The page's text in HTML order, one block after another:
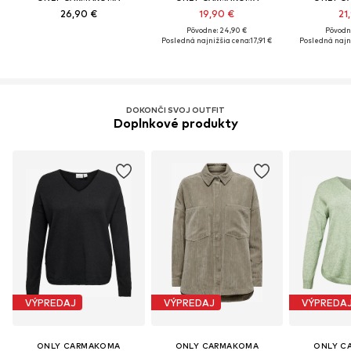
26,90 € 19,90 €
Pôvodne: 24,90 €
Posledná najnižšia cena:17,91 €
Posledná
DOKONČI SVOJ OUTFIT
Doplnkové produkty
VÝPREDAJ
ONLY CARMAKOMA
VÝPREDAJ
ONLY CARMAKOMA ONLY